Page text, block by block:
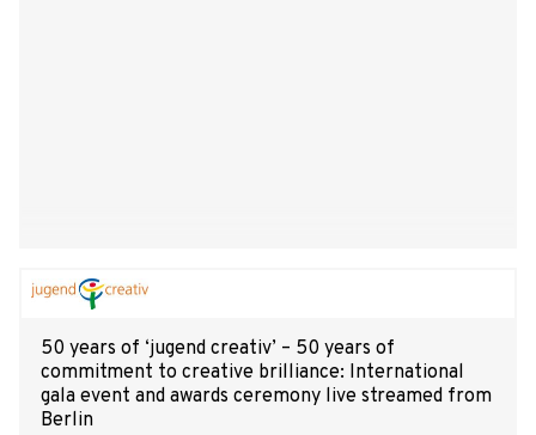
50 years of ‘jugend creativ’ – 50 years of
commitment to creative brilliance: International
gala event and awards ceremony live streamed from
Berlin